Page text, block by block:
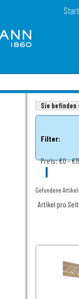
Sie befinden
Filter:
Preis:€0 -
Gefundene
Artikel pro